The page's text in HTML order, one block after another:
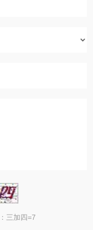
三加四=7